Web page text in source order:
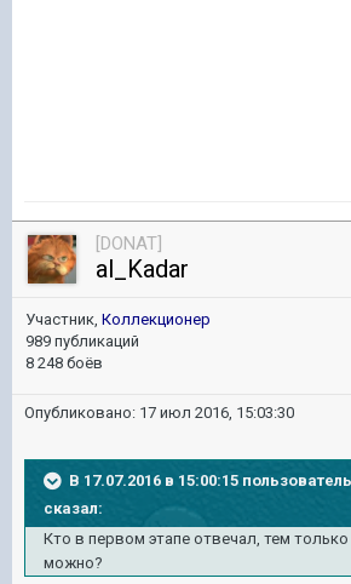
[DONAT]
al_Kadar
Участник, Коллекционер
989 публикаций
8 248 боёв
Опубликовано: 17 июл 2016, 15:03:30
В 17.07.2016 в 15:00:15
сказал:
Кто в первом этапе отвечал, тем
можно?